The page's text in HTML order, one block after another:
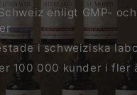
enligt GMP- och
i schweiziska
100 000 kunder i fler